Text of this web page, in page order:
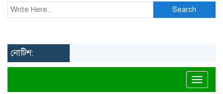
Search
নোটিশ: